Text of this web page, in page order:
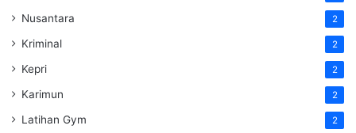
Nusantara 2
Kriminal 2
Kepri 2
Karimun 2
Latihan Gym 2